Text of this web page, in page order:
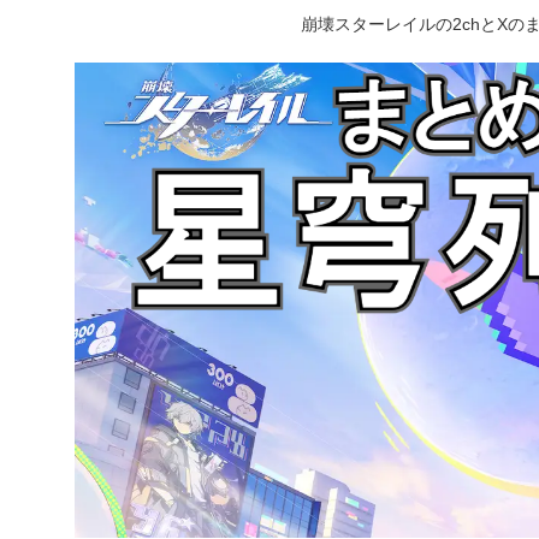
崩壊スターレイルの2chとXの